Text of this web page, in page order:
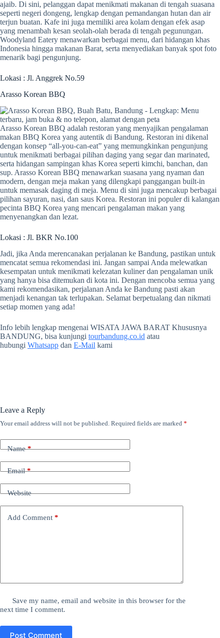
ajaib. Di sini, pelanggan dapat menikmati makanan di tengah suasana
seperti negeri dongeng, lengkap dengan pemandangan hutan dan air
terjun buatan. Kafe ini juga memiliki area kolam dengan efek asap
yang menambah kesan seolah-olah berada di tengah pegunungan.
Woodyland Eatery menawarkan berbagai menu, dari hidangan khas
Indonesia hingga makanan Barat, serta menyediakan banyak spot foto
menarik bagi pengunjung.
Lokasi : Jl. Anggrek No.59
Arasso Korean BBQ
Arasso Korean BBQ adalah restoran yang menyajikan pengalaman
makan BBQ Korea yang autentik di Bandung. Restoran ini dikenal
dengan konsep “all-you-can-eat” yang memungkinkan pengunjung
untuk menikmati berbagai pilihan daging yang segar dan marinated,
serta hidangan sampingan khas Korea seperti kimchi, banchan, dan
sup. Arasso Korean BBQ menawarkan suasana yang nyaman dan
modern, dengan meja makan yang dilengkapi panggangan built-in
untuk memasak daging di meja. Menu di sini juga mencakup berbagai
pilihan sayuran, nasi, dan saus Korea. Restoran ini populer di kalangan
pecinta BBQ Korea yang mencari pengalaman makan yang
menyenangkan dan lezat.
Lokasi : Jl. BKR No.100
Jadi, jika Anda merencanakan perjalanan ke Bandung, pastikan untuk
mencatat semua rekomendasi ini. Jangan sampai Anda melewatkan
kesempatan untuk menikmati kelezatan kuliner dan pengalaman unik
yang hanya bisa ditemukan di kota ini. Dengan mencoba semua yang
kami rekomendasikan, perjalanan Anda ke Bandung pasti akan
menjadi kenangan tak terlupakan. Selamat berpetualang dan nikmati
setiap momen yang ada!
Info lebih lengkap mengenai WISATA JAWA BARAT Khususnya
BANDUNG, bisa kunjungi tourbandung.co.id atau
hubungi Whatsapp dan E-Mail kami
Leave a Reply
Your email address will not be published. Required fields are marked *
Name*
Email*
Website
Add Comment *
Save my name, email and website in this browser for the
next time I comment.
Post Comment